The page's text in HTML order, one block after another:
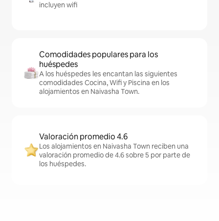
incluyen wifi
Comodidades populares para los
huéspedes
A los huéspedes les encantan las siguientes
comodidades Cocina, Wifi y Piscina en los
alojamientos en Naivasha Town.
Valoración promedio 4.6
Los alojamientos en Naivasha Town reciben una
valoración promedio de 4.6 sobre 5 por parte de
los huéspedes.